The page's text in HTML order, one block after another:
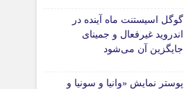
گوگل اسیستنت ماه آینده در
اندروید غیرفعال و جمینای
جایگزین آن می‌شود
پوستر نمایش «وانیا و سونیا و